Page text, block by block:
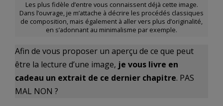
Les plus fidèle d’entre vous connaissent déjà cette image.
Dans l’ouvrage, je m’attache à décrire les procédés classiques
de composition, mais également à aller vers plus d’originalité,
en s’adonnant au minimalisme par exemple.
Afin de vous proposer un aperçu de ce que peut
être la lecture d’une image, je vous livre en
cadeau un extrait de ce dernier chapitre. PAS
MAL NON ?